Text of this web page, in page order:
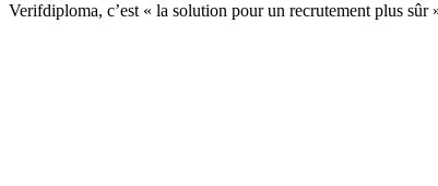
Verifdiploma, c’est « la solution pour un recrutement plus